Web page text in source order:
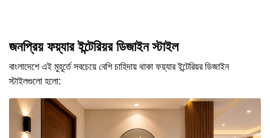
জনপ্রিয় ফয়্যার ইন্টেরিয়র ডিজাইন স্টাইল
বাংলাদেশে এই মুহূর্তে সবচেয়ে বেশি চাহিদায় থাকা ফয়্যার ইন্টেরিয়র ডিজাইন
স্টাইলগুলো হলো: